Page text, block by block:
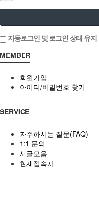
자동로그인 및 로그인 상태 유지
MEMBER
회원가입
아이디/비밀번호 찾기
SERVICE
자주하시는 질문(FAQ)
1:1 문의
새글모음
현재접속자